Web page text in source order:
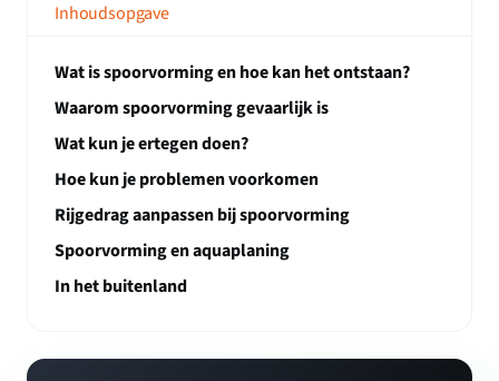
Inhoudsopgave
Wat is spoorvorming en hoe kan het ontstaan?
Waarom spoorvorming gevaarlijk is
Wat kun je ertegen doen?
Hoe kun je problemen voorkomen
Rijgedrag aanpassen bij spoorvorming
Spoorvorming en aquaplaning
In het buitenland